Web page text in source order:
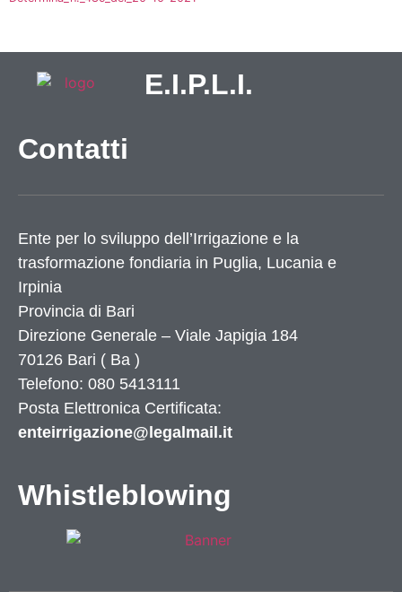
E.I.P.L.I.
Contatti
Ente per lo sviluppo dell’Irrigazione e la
trasformazione fondiaria in Puglia, Lucania e
Irpinia
Provincia di Bari
Direzione Generale – Viale Japigia 184
70126 Bari ( Ba )
Telefono: 080 5413111
Posta Elettronica Certificata:
enteirrigazione@legalmail.it
Whistleblowing